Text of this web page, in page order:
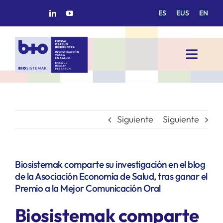
ES EUS EN
Toggle
INICIO
GRUPOS DE INVESTIGACIÓN
PROYECTOS/COLABORACIONES
Siguiente Siguiente
Biosistemak comparte su investigación en el blog
de la Asociación Economía de Salud, tras ganar el
Premio a la Mejor Comunicación Oral
Biosistemak comparte